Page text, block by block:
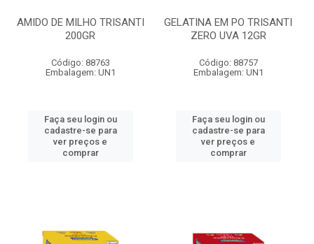
AMIDO DE MILHO TRISANTI
200GR
Código: 88763
Embalagem: UN1
Faça seu login ou
cadastre-se para
ver preços e
comprar
GELATINA EM PO TRISANTI
ZERO UVA 12GR
Código: 88757
Embalagem: UN1
Faça seu login ou
cadastre-se para
ver preços e
comprar